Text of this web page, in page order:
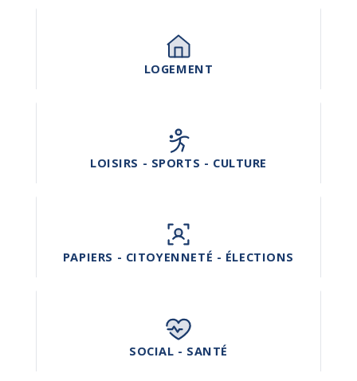
LOGEMENT
LOISIRS - SPORTS - CULTURE
PAPIERS - CITOYENNETÉ - ÉLECTIONS
SOCIAL - SANTÉ